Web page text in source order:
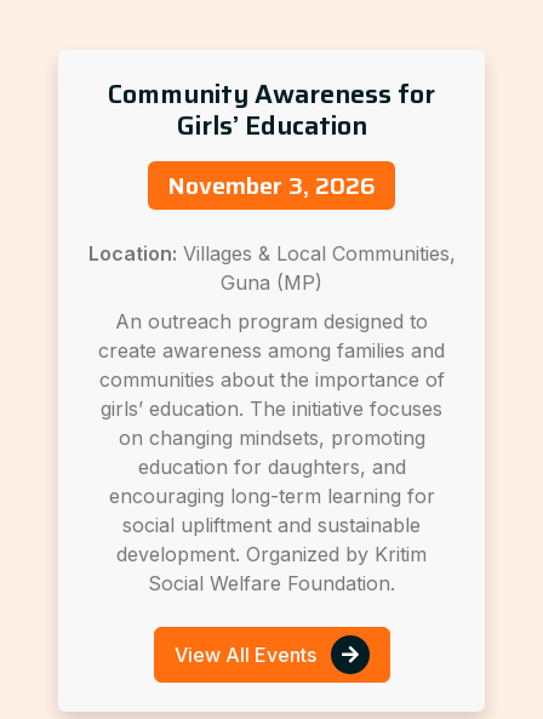
Community Awareness for
Girls’ Education
November 3, 2026
Location: Villages & Local Communities,
Guna (MP)
An outreach program designed to
create awareness among families and
communities about the importance of
girls’ education. The initiative focuses
on changing mindsets, promoting
education for daughters, and
encouraging long-term learning for
social upliftment and sustainable
development. Organized by Kritim
Social Welfare Foundation.
View All Events